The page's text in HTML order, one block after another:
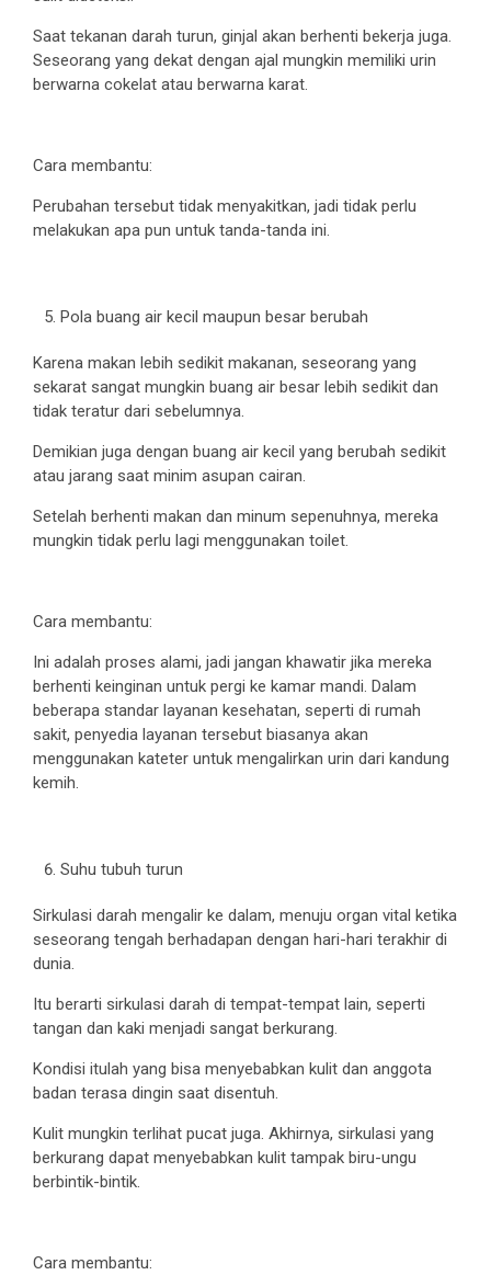
Saat tekanan darah turun, ginjal akan berhenti bekerja juga.
Seseorang yang dekat dengan ajal mungkin memiliki urin
berwarna cokelat atau berwarna karat.
Cara membantu:
Perubahan tersebut tidak menyakitkan, jadi tidak perlu
melakukan apa pun untuk tanda-tanda ini.
Pola buang air kecil maupun besar berubah
Karena makan lebih sedikit makanan, seseorang yang
sekarat sangat mungkin buang air besar lebih sedikit dan
tidak teratur dari sebelumnya.
Demikian juga dengan buang air kecil yang berubah sedikit
atau jarang saat minim asupan cairan.
Setelah berhenti makan dan minum sepenuhnya, mereka
mungkin tidak perlu lagi menggunakan toilet.
Cara membantu:
Ini adalah proses alami, jadi jangan khawatir jika mereka
berhenti keinginan untuk pergi ke kamar mandi. Dalam
beberapa standar layanan kesehatan, seperti di rumah
sakit, penyedia layanan tersebut biasanya akan
menggunakan kateter untuk mengalirkan urin dari kandung
kemih.
Suhu tubuh turun
Sirkulasi darah mengalir ke dalam, menuju organ vital ketika
seseorang tengah berhadapan dengan hari-hari terakhir di
dunia.
Itu berarti sirkulasi darah di tempat-tempat lain, seperti
tangan dan kaki menjadi sangat berkurang.
Kondisi itulah yang bisa menyebabkan kulit dan anggota
badan terasa dingin saat disentuh.
Kulit mungkin terlihat pucat juga. Akhirnya, sirkulasi yang
berkurang dapat menyebabkan kulit tampak biru-ungu
berbintik-bintik.
Cara membantu: